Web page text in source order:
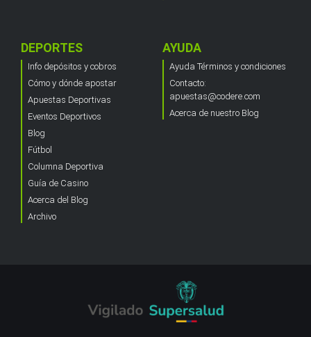
DEPORTES
Info depósitos y cobros
Cómo y dónde apostar
Apuestas Deportivas
Eventos Deportivos
Blog
Fútbol
Columna Deportiva
Guía de Casino
Acerca del Blog
Archivo
AYUDA
Ayuda Términos y condiciones
Contacto:
apuestas@codere.com
Acerca de nuestro Blog